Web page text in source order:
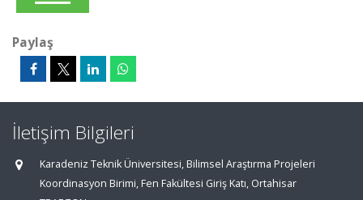
Paylaş
İletişim Bilgileri
Karadeniz Teknik Üniversitesi, Bilimsel Araştırma Projeleri
Koordinasyon Birimi, Fen Fakültesi Giriş Katı, Ortahisar